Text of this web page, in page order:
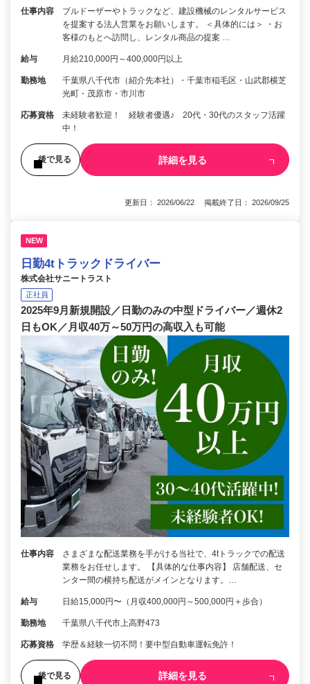
仕事内容
ブルドーザーやトラックなど、建設機械のレンタルサービス
を提案する法人営業をお願いします。 ＜具体的には＞ ・お
客様のもとへ訪問し、レンタル商品の提案 …
給与 月給210,000円～400,000円以上
勤務地
千葉県八千代市（紹介先本社）・千葉市稲毛区・山武郡横芝
光町・茂原市・市川市
応募資格
未経験者歓迎！ 経験者優遇♪ 20代・30代のスタッフ活躍
中！
後で見る 詳細を見る
更新日： 2026/06/22 掲載終了日： 2026/09/25
NEW
日勤4tトラックドライバー
株式会社サニートラスト
正社員
2025年9月新規開設／日勤のみの中型ドライバー／週休2
日もOK／月収40万～50万円の高収入も可能
仕事内容
さまざまな配送業務を手がける当社で、4tトラックでの配送
業務をお任せします。 【具体的な仕事内容】 店舗配送、セ
ンター間の横持ち配送がメインとなります。…
給与 日給15,000円〜（月収400,000円～500,000円＋歩合）
勤務地 千葉県八千代市上高野473
応募資格 学歴＆経験一切不問！要中型自動車運転免許！
後で見る 詳細を見る